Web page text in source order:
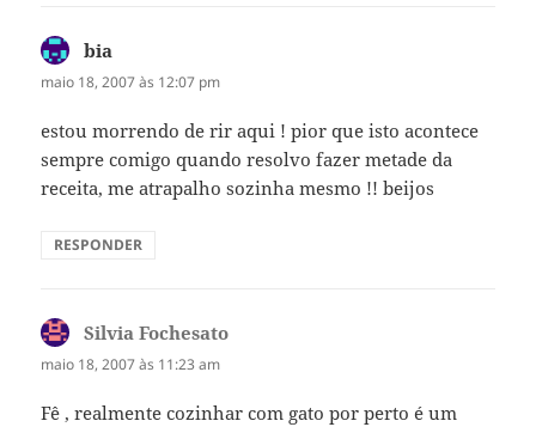
bia
maio 18, 2007 às 12:07 pm
estou morrendo de rir aqui ! pior que isto acontece
sempre comigo quando resolvo fazer metade da
receita, me atrapalho sozinha mesmo !! beijos
RESPONDER
Silvia Fochesato
maio 18, 2007 às 11:23 am
Fê , realmente cozinhar com gato por perto é um